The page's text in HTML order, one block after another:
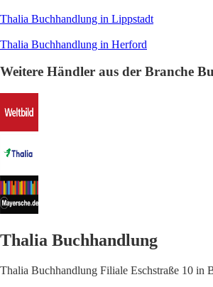
Thalia Buchhandlung in Lippstadt
Thalia Buchhandlung in Herford
Weitere Händler aus der Branche
Thalia Buchhandlung
Thalia Buchhandlung Filiale Eschstraße 10 in